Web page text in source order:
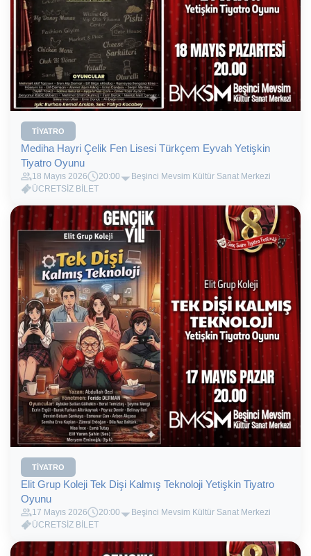
TIYATRO
Mediha Hayri Çelik Fen Lisesi Türkçem Eyvah Yetişkin
Tiyatro Oyunu
18 Mayıs 2026 20:00
Beşinci Mevsim Kültür Sanat Merkezi
ÜCRETSİZ BİLET
TIYATRO
Elit Grup Koleji Tek Dişi Kalmış Teknoloji Yetişkin Tiyatro
Oyunu
17 Mayıs 2026 20:00
Beşinci Mevsim Kültür Sanat Merkezi
ÜCRETSİZ BİLET